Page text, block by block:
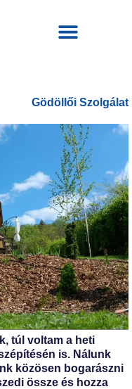
Gödöllői Szolgálat
túl voltam a heti
is. Nálunk
közösen bogarászni
össze és hozza